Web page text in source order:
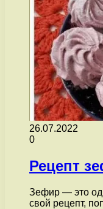
26.07.2022
0
Рецепт
Зефир — это
свой рецепт,